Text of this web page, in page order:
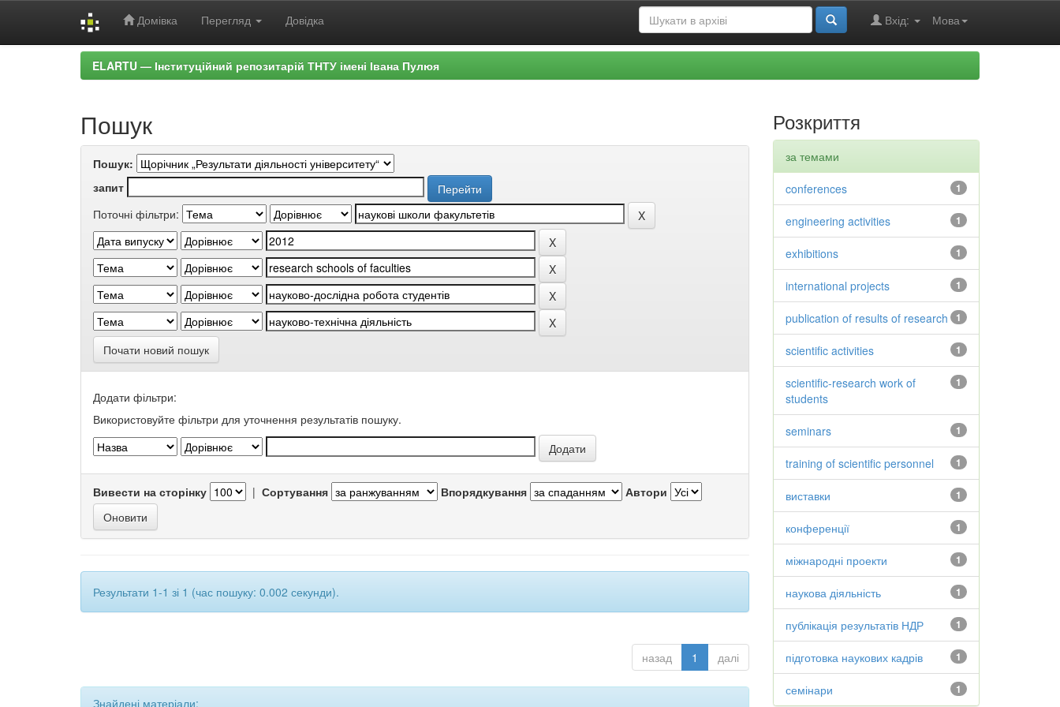
Домівка Перегляд Довідка Мова
Вхід:
ELARTU — Інституційний репозитарій ТНТУ імені Івана Пулюя
Пошук
Пошук:
запит
Поточні фільтри:
Почати новий пошук
Додати фільтри:
Використовуйте фільтри для уточнення результатів пошуку.
Вивести на сторінку | Сортування Впорядкування Автори
Результати 1-1 зі 1 (час пошуку: 0.002 секунди).
назад 1 далі
Знайдені матеріали:
Розкриття
за темами
1
conferences
1
engineering activities
1
exhibitions
1
international projects
1
publication of results of research
1
scientific activities
1
scientific-research work of
students
1
seminars
1
training of scientific personnel
1
виставки
1
конференції
1
міжнародні проекти
1
наукова діяльність
1
публікація результатів НДР
1
підготовка наукових кадрів
1
семінари